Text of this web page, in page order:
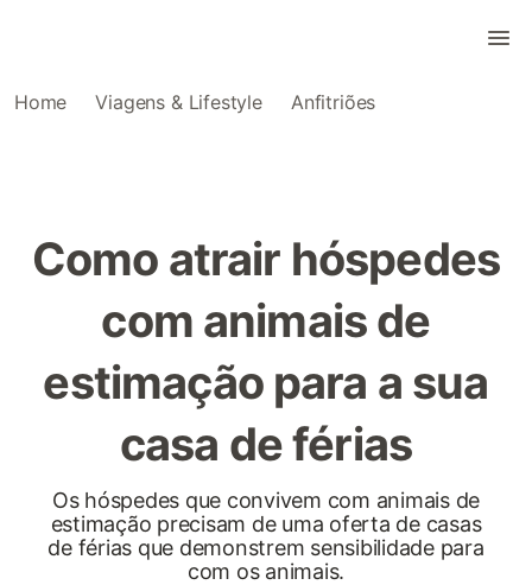
Home Viagens & Lifestyle Anfitriões
Como atrair hóspedes
com animais de
estimação para a sua
casa de férias
Os hóspedes que convivem com animais de
estimação precisam de uma oferta de casas
de férias que demonstrem sensibilidade para
com os animais.